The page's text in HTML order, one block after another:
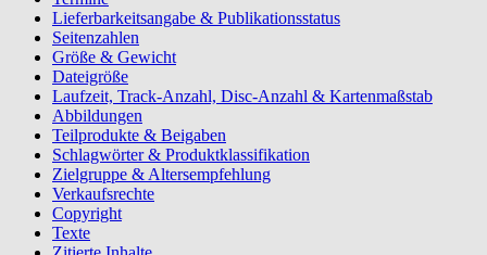
Lieferbarkeitsangabe & Publikationsstatus
Seitenzahlen
Größe & Gewicht
Dateigröße
Laufzeit, Track-Anzahl, Disc-Anzahl & Kartenmaßstab
Abbildungen
Teilprodukte & Beigaben
Schlagwörter & Produktklassifikation
Zielgruppe & Altersempfehlung
Verkaufsrechte
Copyright
Texte